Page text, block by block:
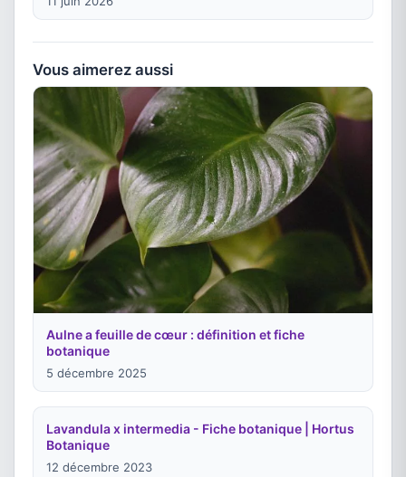
Vous aimerez aussi
Aulne a feuille de cœur : définition et fiche
botanique
5 décembre 2025
Lavandula x intermedia - Fiche botanique | Hortus
Botanique
12 décembre 2023